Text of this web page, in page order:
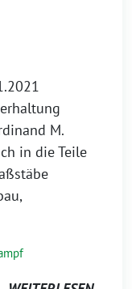
M.
in die Teile